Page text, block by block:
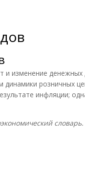
денежных
динамики розничных
инфляции;